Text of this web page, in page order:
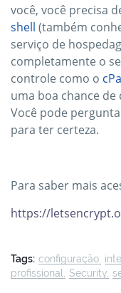
você, você precisa
shell (também
serviço de
completamente o
controle como o
uma boa chance de
Você pode
para ter certeza.
Para saber mais
https://
Tags: configuração
profissional
Security